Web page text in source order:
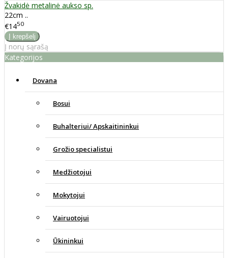
Žvakidė metalinė aukso sp.
22cm ..
€1450
Į norų sąrašą
Kategorijos
Dovana
Bosui
Buhalteriui/ Apskaitininkui
Grožio specialistui
Medžiotojui
Mokytojui
Vairuotojui
Ūkininkui